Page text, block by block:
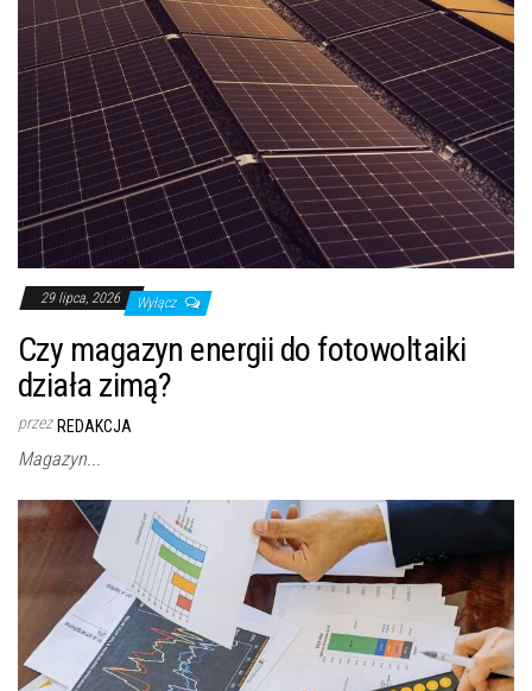
29 lipca, 2026 Wyłącz
Czy magazyn energii do fotowoltaiki
działa zimą?
przez REDAKCJA
Magazyn...